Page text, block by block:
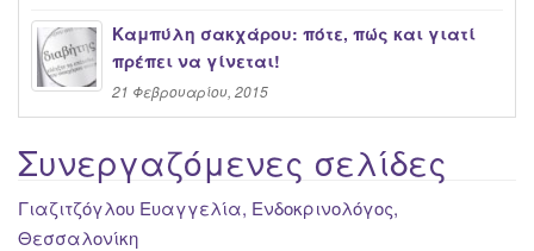
Καμπύλη σακχάρου: πότε, πώς και γιατί
πρέπει να γίνεται!
21 Φεβρουαρίου, 2015
Συνεργαζόμενες σελίδες
Γιαζιτζόγλου Ευαγγελία, Ενδοκρινολόγος,
Θεσσαλονίκη